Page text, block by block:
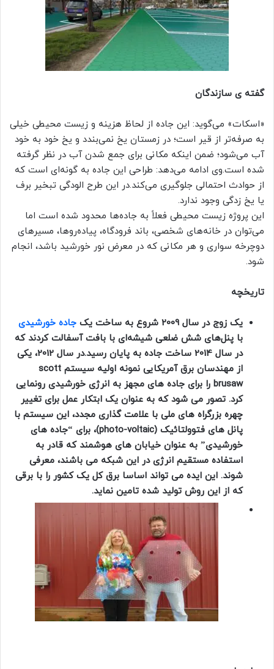
گفته ی سازندگان
«اسکات» می‌گوید: این جاده از لحاظ هزینه و زیست محیطی خیلی
به صرفه‌تر از قیر است؛ در زمستان یخ نمی‌بندد و یخ خود به خود
آب می‌شود؛ ضمن اینکه مکانی برای جمع شدن آب در نظر گرفته
شده است.وی ادامه می‌دهد: طراحی این جاده به گونه‌ای است که
از حوادث احتمالی جلوگیری می‌کند.در این طرح الودگی تبخیر برف
یا یخ زدگی وجود ندارد.
این پروژه زیست محیطی فعلاً به جاده‌ها محدود شده است اما
می‌توان در خانه‌های شخصی، باند فرودگاه، پیاده‌روها، مسیرهای
دوچرخه سواری و هر مکانی که در معرض نور خورشید باشد، انجام
شود.
تاریخچه
یک زوج در سال 2009 شروع به ساخت یک
جاده خورشیدی
با پنل‌های شش ضلعی شیشه‌ای با بافت آسفالت کردند که
در سال 2014 ساخت جاده به پایان رسید.در سال 2012، یکی
از مهندسان برق آمریکایی نمونه اولیه سیستم scott
brusaw را برای جاده های مجهز به انرژی خورشیدی رونمایی
کرد. تصور می شود که به عنوان یک ابتکار عمل برای تغییر
چهره بزرگراه های ملی با علامت گذاری مجدد، این سیستم با
پانل های فتوولتائیک (photo-voltaic) ، برای “جاده های
خورشیدی” به عنوان خیابان های هوشمند که قادر به
استفاده مستقیم انرژی در این شبکه می باشند، معرفی
شوند. این ایده می تواند اساسا برق کل یک کشور را با برقی
که از این روش تولید شده تامین نماید.